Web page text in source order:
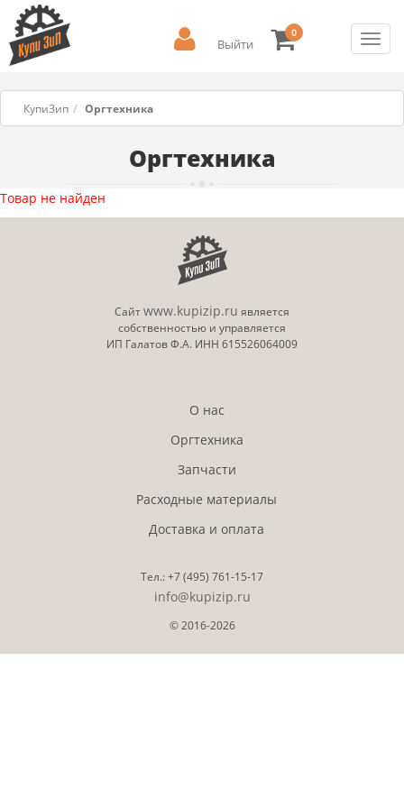
Выйти
0
КупиЗип Оргтехника
Оргтехника
Товар не найден
Сайтwww.kupizip.ru является
собственностью и управляется
ИП Галатов Ф.А. ИНН 615526064009
О нас
Оргтехника
Запчасти
Расходные материалы
Доставка и оплата
Тел.:+7 (495) 761-15-17
info@kupizip.ru
© 2016-2026